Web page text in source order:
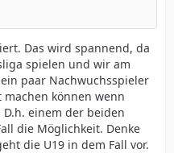
Das wird spannend, da
spielen und wir am
paar Nachwuchsspieler
können wenn
einem der beiden
die Möglichkeit. Denke
die U19 in dem Fall vor.